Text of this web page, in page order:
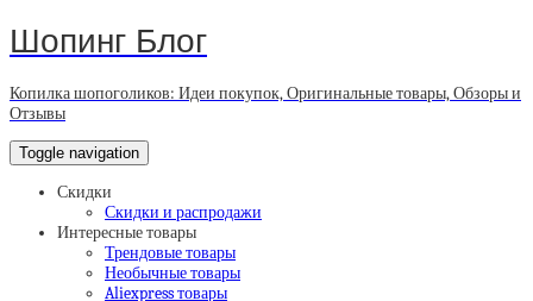
Шопинг Блог
Копилка шопоголиков: Идеи покупок, Оригинальные товары, Обзоры и
Отзывы
Toggle navigation
Скидки
Скидки и распродажи
Интересные товары
Трендовые товары
Необычные товары
Aliexpress товары